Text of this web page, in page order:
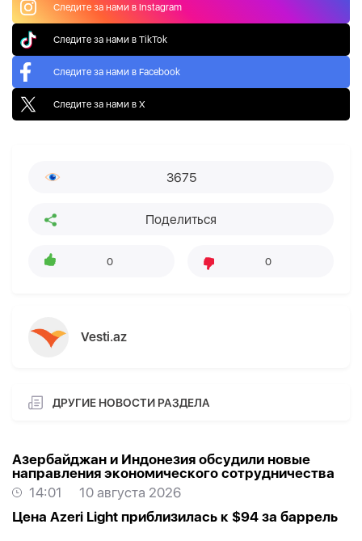
Следите за нами в Instagram
Следите за нами в TikTok
Следите за нами в Facebook
Следите за нами в X
3675
Поделиться
0 0
Vesti.az
ДРУГИЕ НОВОСТИ РАЗДЕЛА
Азербайджан и Индонезия обсудили новые
направления экономического сотрудничества
14:01
10 августа 2026
Цена Azeri Light приблизилась к $94 за баррель